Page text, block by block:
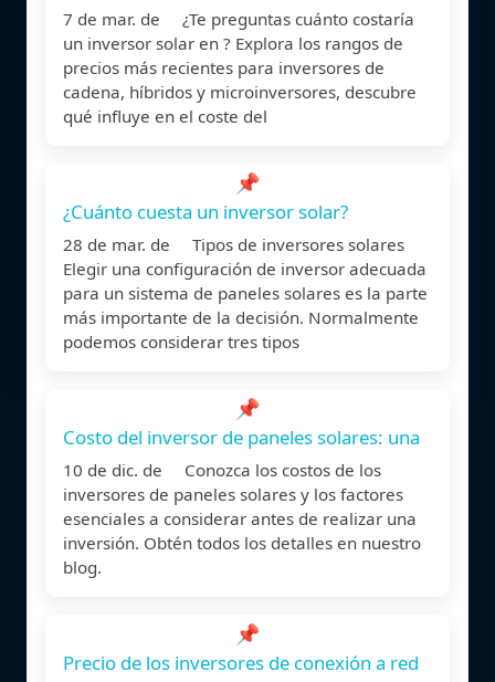
7 de mar. de ¿Te preguntas cuánto costaría
un inversor solar en ? Explora los rangos de
precios más recientes para inversores de
cadena, híbridos y microinversores, descubre
qué influye en el coste del
📌
¿Cuánto cuesta un inversor solar?
28 de mar. de Tipos de inversores solares
Elegir una configuración de inversor adecuada
para un sistema de paneles solares es la parte
más importante de la decisión. Normalmente
podemos considerar tres tipos
📌
Costo del inversor de paneles solares: una
10 de dic. de Conozca los costos de los
inversores de paneles solares y los factores
esenciales a considerar antes de realizar una
inversión. Obtén todos los detalles en nuestro
blog.
📌
Precio de los inversores de conexión a red